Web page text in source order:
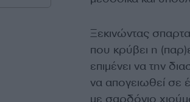
Ξεκινώντας
που κρύβει η
επιμένει να την
να απογειωθεί σε
με σαρδόνιο